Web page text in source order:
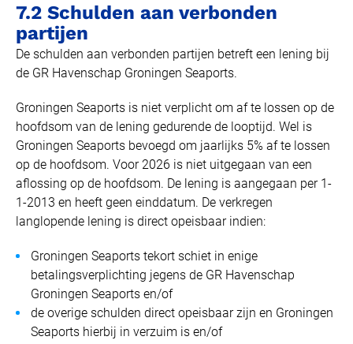
7.2 Schulden aan verbonden
partijen
De schulden aan verbonden partijen betreft een lening bij
de GR Havenschap Groningen Seaports.
Groningen Seaports is niet verplicht om af te lossen op de
hoofdsom van de lening gedurende de looptijd. Wel is
Groningen Seaports bevoegd om jaarlijks 5% af te lossen
op de hoofdsom. Voor 2026 is niet uitgegaan van een
aflossing op de hoofdsom. De lening is aangegaan per 1-
1-2013 en heeft geen einddatum. De verkregen
langlopende lening is direct opeisbaar indien:
Groningen Seaports tekort schiet in enige
betalingsverplichting jegens de GR Havenschap
Groningen Seaports en/of
de overige schulden direct opeisbaar zijn en Groningen
Seaports hierbij in verzuim is en/of